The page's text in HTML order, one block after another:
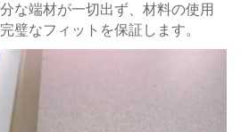
な端材が一切出ず、材料の使用
璧なフィットを保証します。